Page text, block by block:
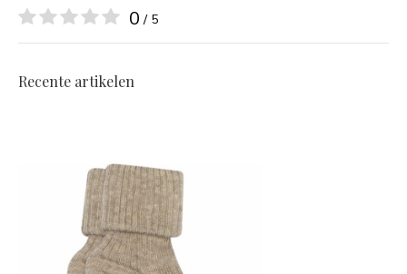
0 / 5
Recente artikelen